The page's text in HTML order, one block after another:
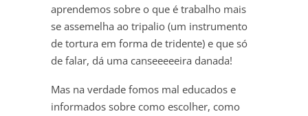
aprendemos sobre o que é trabalho mais
se assemelha ao tripalio (um instrumento
de tortura em forma de tridente) e que só
de falar, dá uma canseeeeeira danada!
Mas na verdade fomos mal educados e
informados sobre como escolher, como